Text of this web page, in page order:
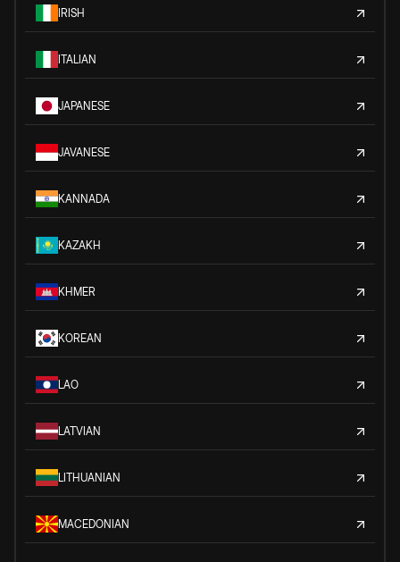
IRISH
ITALIAN
JAPANESE
JAVANESE
KANNADA
KAZAKH
KHMER
KOREAN
LAO
LATVIAN
LITHUANIAN
MACEDONIAN